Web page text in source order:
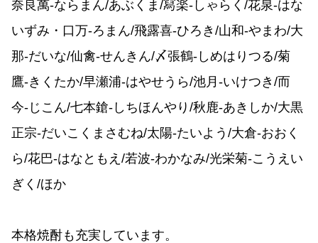
奈良萬-ならまん/あぶくま/冩楽-しゃらく/花泉-はな
いずみ・口万-ろまん/飛露喜-ひろき/山和-やまわ/大
那-だいな/仙禽-せんきん/〆張鶴-しめはりつる/菊
鷹-きくたか/早瀬浦-はやせうら/池月-いけつき/而
今-じこん/七本鎗-しちほんやり/秋鹿-あきしか/大黒
正宗-だいこくまさむね/太陽-たいよう/大倉-おおく
ら/花巴-はなともえ/若波-わかなみ/光栄菊-こうえい
ぎく/ほか
本格焼酎も充実しています。